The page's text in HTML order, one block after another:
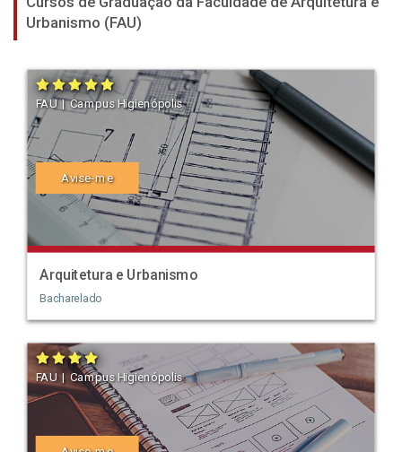
Urbanismo (FAU)
FAU | Campus Higienópolis
Avise-me
Arquitetura e Urbanismo
Bacharelado
FAU | Campus Higienópolis